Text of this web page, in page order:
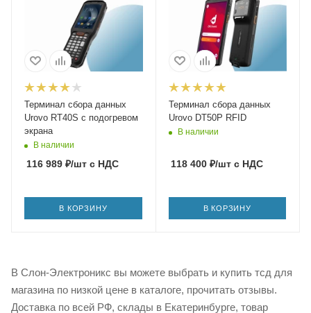
Терминал сбора данных
Urovo RT40S с подогревом
экрана
В наличии
116 989 ₽/шт с НДС
В КОРЗИНУ
Терминал сбора данных
Urovo DT50P RFID
В наличии
118 400₽/штс НДС
В КОРЗИНУ
В Слон-Электроникс вы можете выбрать и купить тсд для
магазина по низкой цене в каталоге, прочитать отзывы.
Доставка по всей РФ, склады в Екатеринбурге, товар